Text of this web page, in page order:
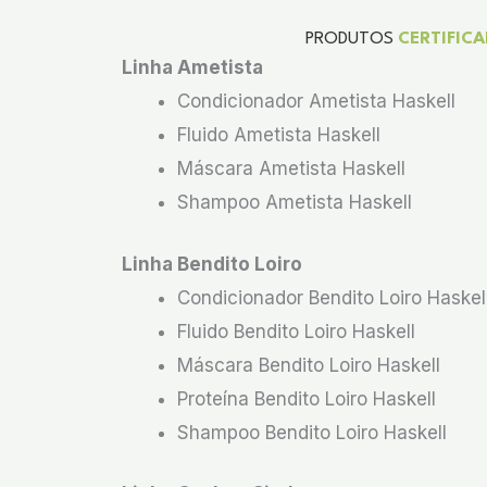
PRODUTOS
Linha Ametista
Condicionador Ametista Haskell
Fluido Ametista Haskell
Máscara Ametista Haskell
Shampoo Ametista Haskell
Linha Bendito Loiro
Condicionador Bendito Loiro
Fluido Bendito Loiro Haskell
Máscara Bendito Loiro Haskell
Proteína Bendito Loiro Haskell
Shampoo Bendito Loiro Haskell